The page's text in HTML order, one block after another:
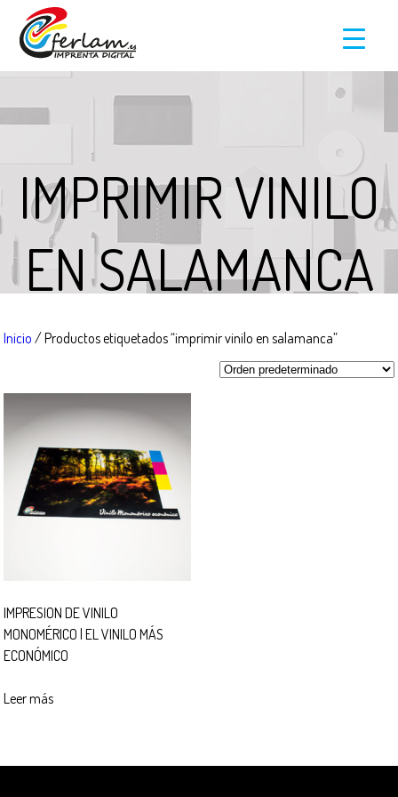
IMPRIMIR VINILO
EN SALAMANCA
Inicio / Productos etiquetados “imprimir vinilo en salamanca”
IMPRESION DE VINILO
MONOMÉRICO | EL VINILO MÁS
ECONÓMICO
Leer más